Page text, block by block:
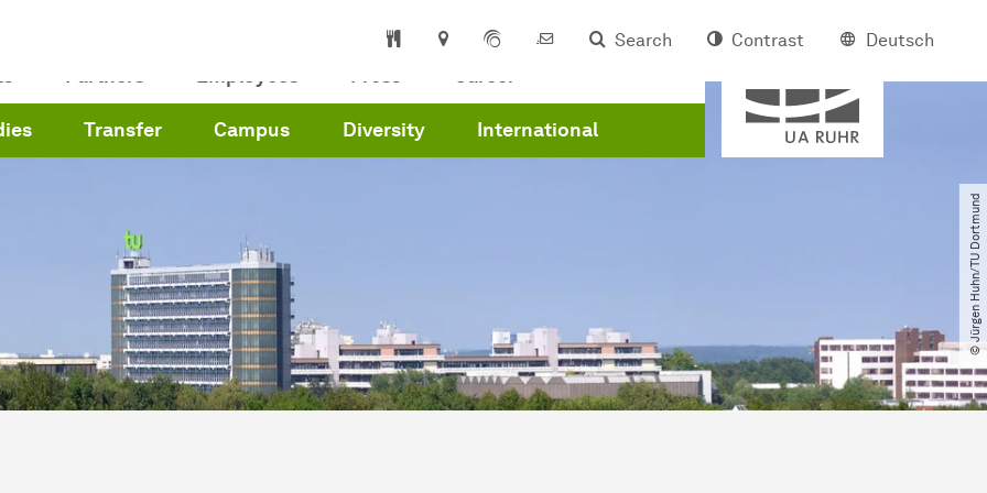
Search Contrast Deutsch
Partners Employees Press Career
Transfer Campus Diversity International
© Jürgen Huhn​/​TU Dortmund
here: